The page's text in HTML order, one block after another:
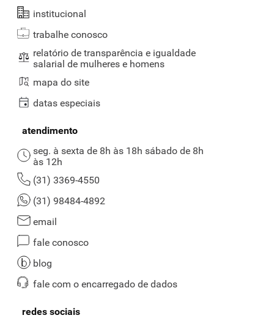
institucional
trabalhe conosco
relatório de transparência e igualdade
salarial de mulheres e homens
mapa do site
datas especiais
atendimento
seg. à sexta de 8h às 18h sábado de 8h
às 12h
(31) 3369-4550
(31) 98484-4892
email
fale conosco
blog
fale com o encarregado de dados
redes sociais